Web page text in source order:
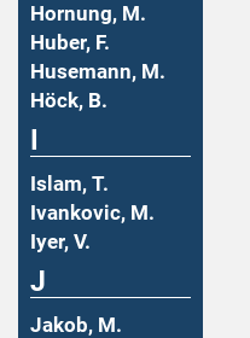
Hornung, M.
Huber, F.
Husemann, M.
Höck, B.
Islam, T.
Ivankovic, M.
Iyer, V.
J
Jakob, M.